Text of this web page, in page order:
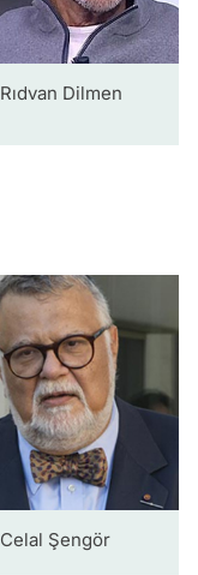
Rıdvan Dilmen
Celal Şengör